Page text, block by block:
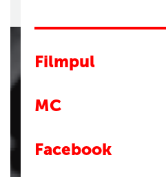
Filmpul
MC
Facebook